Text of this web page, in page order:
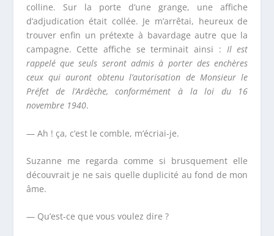
colline. Sur la porte d’une grange, une affiche
d’adjudication était collée. Je m’arrêtai, heureux de
trouver enfin un prétexte à bavardage autre que la
campagne. Cette affiche se terminait ainsi : Il est
rappelé que seuls seront admis à porter des enchères
ceux qui auront obtenu l’autorisation de Monsieur le
Préfet de l’Ardèche, conformément à la loi du 16
novembre 1940.
— Ah ! ça, c’est le comble, m’écriai-je.
Suzanne me regarda comme si brusquement elle
découvrait je ne sais quelle duplicité au fond de mon
âme.
— Qu’est-ce que vous voulez dire ?